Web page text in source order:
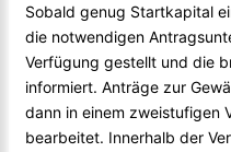
Sobald genug Startkapital
die notwendigen
Verfügung gestellt und die
informiert. Anträge zur
dann in einem zweistufigen
bearbeitet. Innerhalb der